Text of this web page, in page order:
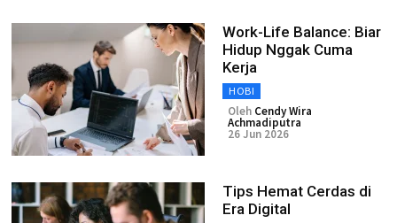
Work-Life Balance: Biar
Hidup Nggak Cuma
Kerja
HOBI
Oleh Cendy Wira
Achmadiputra
26 Jun 2026
Tips Hemat Cerdas di
Era Digital